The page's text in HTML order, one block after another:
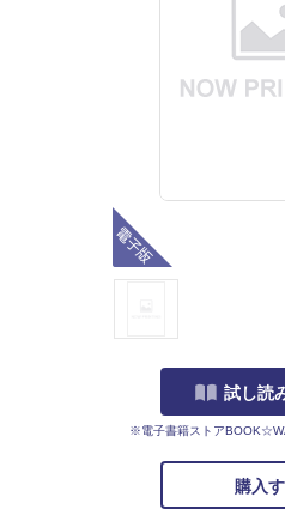
試し読
※電子書籍ストア
購入